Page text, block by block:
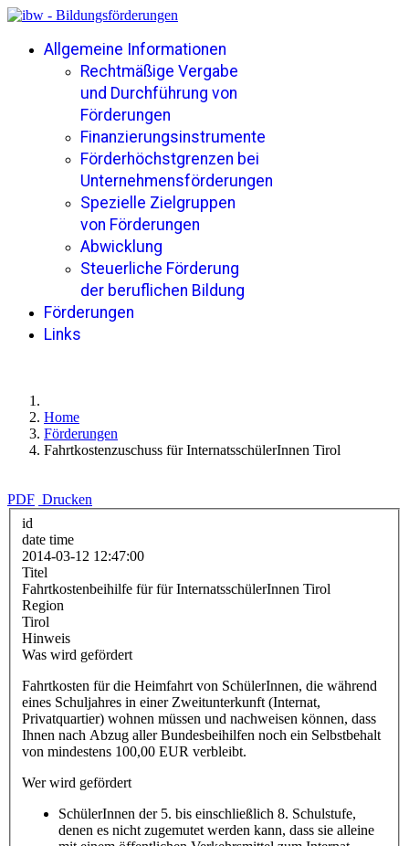
Allgemeine Informationen
Rechtmäßige Vergabe
und Durchführung von
Förderungen
Finanzierungsinstrumente
Förderhöchstgrenzen bei
Unternehmensförderungen
Spezielle Zielgruppen
von Förderungen
Abwicklung
Steuerliche Förderung
der beruflichen Bildung
Förderungen
Links
Home
Förderungen
Fahrtkostenzuschuss für InternatsschülerInnen Tirol
PDF Drucken
id
date time
2014-03-12 12:47:00
Titel
Fahrtkostenbeihilfe für für InternatsschülerInnen Tirol
Region
Tirol
Hinweis
Was wird gefördert
Fahrtkosten für die Heimfahrt von SchülerInnen, die während
eines Schuljahres in einer Zweitunterkunft (Internat,
Privatquartier) wohnen müssen und nachweisen können, dass
Ihnen nach Abzug aller Bundesbeihilfen noch ein Selbstbehalt
von mindestens 100,00 EUR verbleibt.
Wer wird gefördert
SchülerInnen der 5. bis einschließlich 8. Schulstufe,
denen es nicht zugemutet werden kann, dass sie alleine